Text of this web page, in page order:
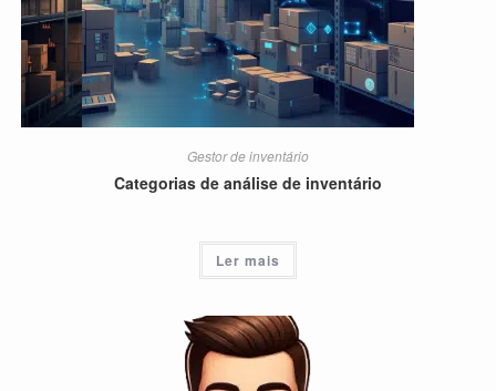
Gestor de inventário
Categorias de análise de inventário
Ler mais